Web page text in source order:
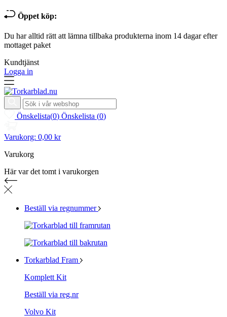
Öppet köp:
Du har alltid rätt att lämna tillbaka produkterna inom 14 dagar efter
mottaget paket
Kundtjänst
Logga in
Önskelista(0) Önskelista (0)
Varukorg: 0,00 kr
Varukorg
Här var det tomt i varukorgen
Beställ via regnummer
Torkarblad Fram
Komplett Kit
Beställ via reg.nr
Volvo Kit